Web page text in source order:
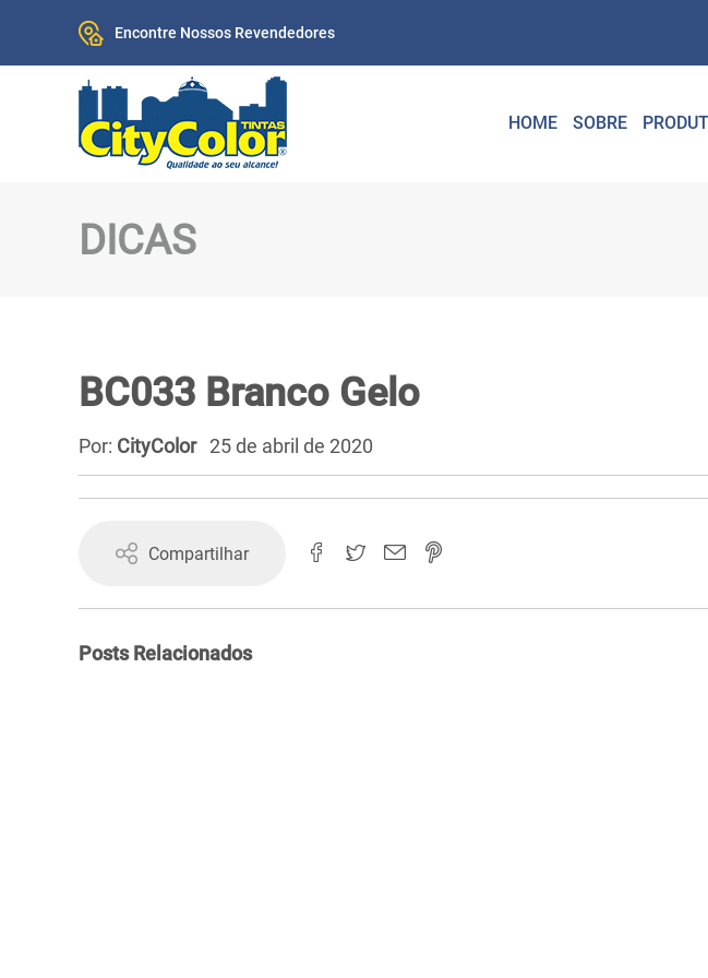
Encontre Nossos Revendedores
HOME SOBRE
DICAS
BC033 Branco Gelo
Por: CityColor 25 de abril de 2020
Compartilhar
Posts Relacionados